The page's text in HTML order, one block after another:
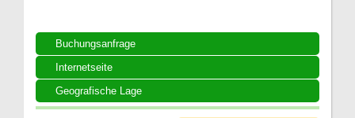
Buchungsanfrage
Internetseite
Geografische Lage